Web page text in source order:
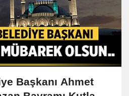
Başkanı Ahmet